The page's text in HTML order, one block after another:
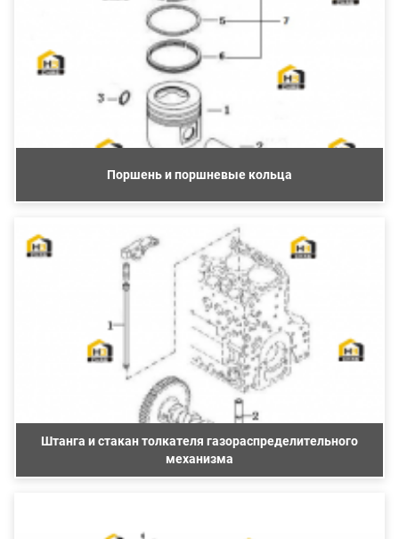
Поршень и поршневые кольца
Штанга и стакан толкателя газораспределительного
механизма